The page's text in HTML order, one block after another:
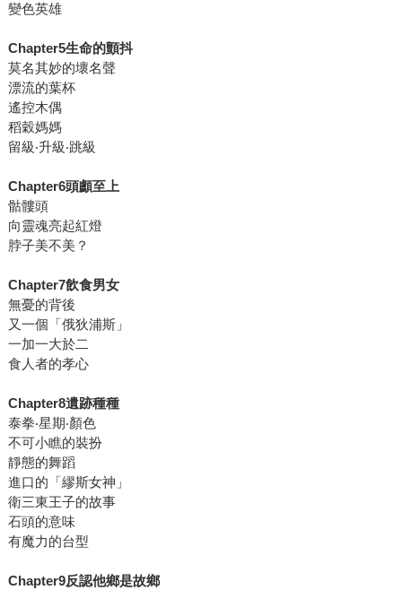
變色英雄
Chapter5生命的顫抖
莫名其妙的壞名聲
漂流的葉杯
遙控木偶
稻穀媽媽
留級‧升級‧跳級
Chapter6頭顱至上
骷髏頭
向靈魂亮起紅燈
脖子美不美？
Chapter7飲食男女
無憂的背後
又一個「俄狄浦斯」
一加一大於二
食人者的孝心
Chapter8遺跡種種
泰拳‧星期‧顏色
不可小瞧的裝扮
靜態的舞蹈
進口的「繆斯女神」
衛三東王子的故事
石頭的意味
有魔力的台型
Chapter9反認他鄉是故鄉